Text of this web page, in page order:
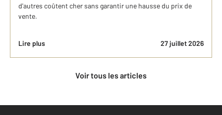
d'autres coûtent cher sans garantir une hausse du prix de
vente.
Lire plus 27 juillet 2026
Voir tous les articles